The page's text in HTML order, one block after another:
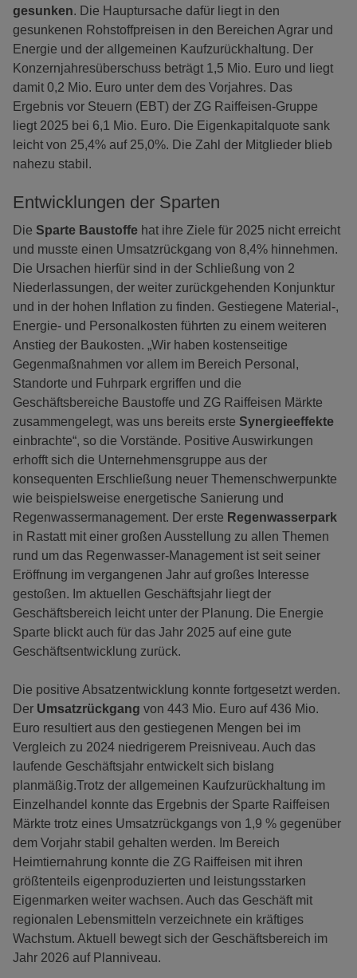
gesunken. Die Hauptursache dafür liegt in den
gesunkenen Rohstoffpreisen in den Bereichen Agrar und
Energie und der allgemeinen Kaufzurückhaltung. Der
Konzernjahresüberschuss beträgt 1,5 Mio. Euro und liegt
damit 0,2 Mio. Euro unter dem des Vorjahres. Das
Ergebnis vor Steuern (EBT) der ZG Raiffeisen-Gruppe
liegt 2025 bei 6,1 Mio. Euro. Die Eigenkapitalquote sank
leicht von 25,4% auf 25,0%. Die Zahl der Mitglieder blieb
nahezu stabil.
Entwicklungen der Sparten
Die Sparte Baustoffe hat ihre Ziele für 2025 nicht erreicht
und musste einen Umsatzrückgang von 8,4% hinnehmen.
Die Ursachen hierfür sind in der Schließung von 2
Niederlassungen, der weiter zurückgehenden Konjunktur
und in der hohen Inflation zu finden. Gestiegene Material-,
Energie- und Personalkosten führten zu einem weiteren
Anstieg der Baukosten. „Wir haben kostenseitige
Gegenmaßnahmen vor allem im Bereich Personal,
Standorte und Fuhrpark ergriffen und die
Geschäftsbereiche Baustoffe und ZG Raiffeisen Märkte
zusammengelegt, was uns bereits erste Synergieeffekte
einbrachte“, so die Vorstände. Positive Auswirkungen
erhofft sich die Unternehmensgruppe aus der
konsequenten Erschließung neuer Themenschwerpunkte
wie beispielsweise energetische Sanierung und
Regenwassermanagement. Der erste Regenwasserpark
in Rastatt mit einer großen Ausstellung zu allen Themen
rund um das Regenwasser-Management ist seit seiner
Eröffnung im vergangenen Jahr auf großes Interesse
gestoßen. Im aktuellen Geschäftsjahr liegt der
Geschäftsbereich leicht unter der Planung. Die Energie
Sparte blickt auch für das Jahr 2025 auf eine gute
Geschäftsentwicklung zurück.
Die positive Absatzentwicklung konnte fortgesetzt werden.
Der Umsatzrückgang von 443 Mio. Euro auf 436 Mio.
Euro resultiert aus den gestiegenen Mengen bei im
Vergleich zu 2024 niedrigerem Preisniveau. Auch das
laufende Geschäftsjahr entwickelt sich bislang
planmäßig.Trotz der allgemeinen Kaufzurückhaltung im
Einzelhandel konnte das Ergebnis der Sparte Raiffeisen
Märkte trotz eines Umsatzrückgangs von 1,9 % gegenüber
dem Vorjahr stabil gehalten werden. Im Bereich
Heimtiernahrung konnte die ZG Raiffeisen mit ihren
größtenteils eigenproduzierten und leistungsstarken
Eigenmarken weiter wachsen. Auch das Geschäft mit
regionalen Lebensmitteln verzeichnete ein kräftiges
Wachstum. Aktuell bewegt sich der Geschäftsbereich im
Jahr 2026 auf Planniveau.